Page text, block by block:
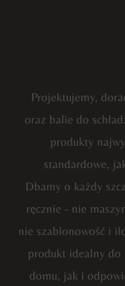
Projektujemy,
oraz balie do
produkty
standardowe,
Dbamy o każdy
ręcznie - nie
nie szablonowość i
produkt idealny do
domu, jak i